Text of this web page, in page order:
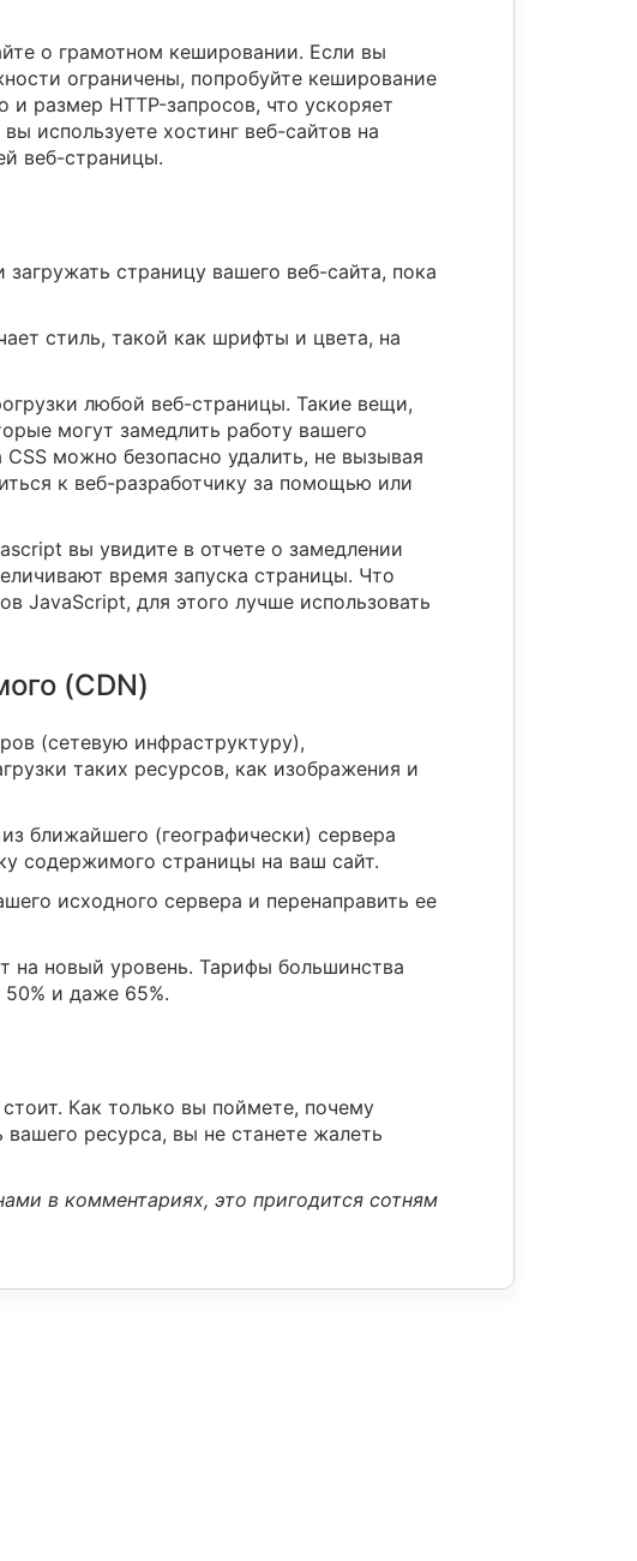
о грамотном кешировании. Если вы
ограничены, попробуйте кеширование
размер HTTP-запросов, что ускоряет
используете хостинг веб-сайтов на
веб-страницы.
страницу вашего веб-сайта, пока
стиль, такой как шрифты и цвета, на
любой веб-страницы. Такие вещи,
могут замедлить работу вашего
можно безопасно удалить, не вызывая
к веб-разработчику за помощью или
вы увидите в отчете о замедлении
время запуска страницы. Что
JavaScript, для этого лучше использовать
(CDN)
(сетевую инфраструктуру),
таких ресурсов, как изображения и
ближайшего (географически) сервера
содержимого страницы на ваш сайт.
исходного сервера и перенаправить ее
на новый уровень. Тарифы большинства
50% и даже 65%.
Как только вы поймете, почему
ресурса, вы не станете жалеть
в комментариях, это пригодится сотням